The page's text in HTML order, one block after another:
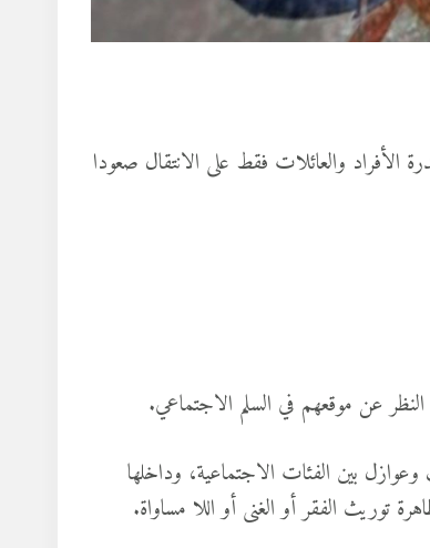
الأفراد والعائلات فقط على الانتقال صعودا
بين الفئات الاجتماعية، وداخلها
توريث الفقر أو الغنى أو اللا مساواة.